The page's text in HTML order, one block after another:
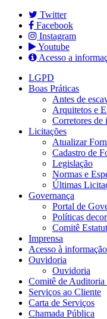
Twitter
Facebook
Instagram
Youtube
Acesso a
LGPD
Boas Práticas
Antes de
Arquitetos e
Corretores de
Licitações
Atualizar
Cadastro de
Legislação
Normas e
Últimas
Governança
Portal de
Políticas
Comitê
Imprensa
Acesso à informação
Ouvidoria
Ouvidoria
Comitê de Auditoria
Serviços ao Cliente
Carta de Serviços
Chamada Pública